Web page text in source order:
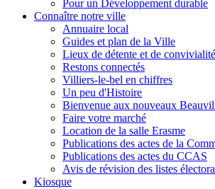
Pour un Développement durable
Connaître notre ville
Annuaire local
Guides et plan de la Ville
Lieux de détente et de convivialité
Restons connectés
Villiers-le-bel en chiffres
Un peu d'Histoire
Bienvenue aux nouveaux
Faire votre marché
Location de la salle Erasme
Publications des actes de la
Publications des actes du CCAS
Avis de révision des listes
Kiosque